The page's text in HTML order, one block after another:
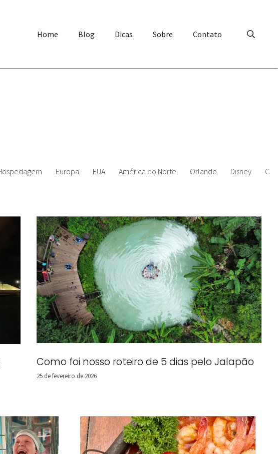
Home Blog Dicas Sobre Contato
Europa EUA América do Norte Orlando Disney
Como foi nosso roteiro de 5 dias pelo Jalapão
25 de fevereiro de 2026